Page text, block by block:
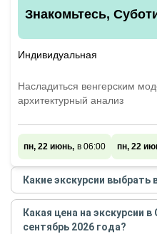
Знакомьтесь,
Индивидуальная
Насладиться венгерским
архитектурный анализ
пн, 22 июнь, в 06:00 пн, 22
Какие экскурсии выбрать
Самые популярные
августе - сентябре 2026
Какая цена на экскурсии
сентябрь 2026 года?